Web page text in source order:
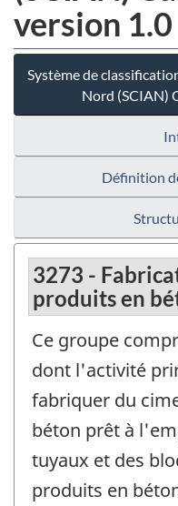
version 1.0
Système de
Nord (SCIAN)
Définition
3273 -
produits en
Ce groupe
dont l'activité
fabriquer du
béton prêt à
tuyaux et des
produits en